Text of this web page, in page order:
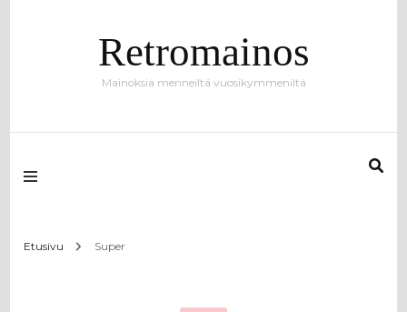
Retromainos
Mainoksia menneiltä vuosikymmeniltä
Etusivu Super